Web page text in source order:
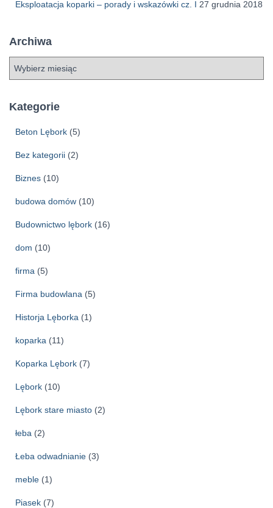
Eksploatacja koparki – porady i wskazówki cz. I 27 grudnia 2018
Archiwa
h
Kategorie
Beton Lębork (5)
Bez kategorii (2)
Biznes (10)
budowa domów (10)
Budownictwo lębork (16)
dom (10)
firma (5)
Firma budowlana (5)
Historja Lęborka (1)
koparka (11)
Koparka Lębork (7)
Lębork (10)
Lębork stare miasto (2)
łeba (2)
Łeba odwadnianie (3)
meble (1)
Piasek (7)